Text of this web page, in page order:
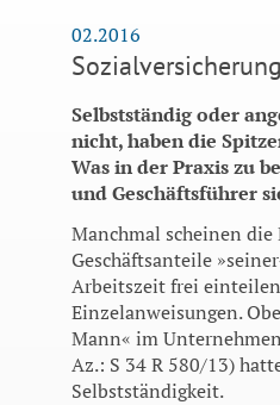
02.2016
Selbstständig oder
nicht, haben die
Was in der Praxis zu
und Geschäftsführer
Manchmal scheinen
Geschäftsanteile
Arbeitszeit frei
Einzelanweisungen.
Mann« im
Az.: S 34 R 580/13)
Selbststän­digkeit.